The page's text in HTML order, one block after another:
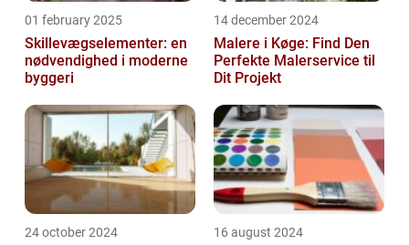
01 february 2025
Skillevægselementer: en
nødvendighed i moderne
byggeri
14 december 2024
Malere i Køge: Find Den
Perfekte Malerservice til
Dit Projekt
24 october 2024 16 august 2024